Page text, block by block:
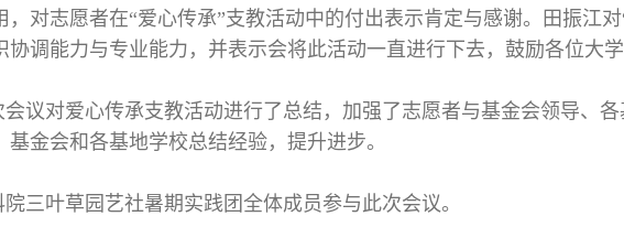
，对志愿者在“爱心传承”支教活动中的付出表示肯定与感谢。田振江
协调能力与专业能力，并表示会将此活动一直进行下去，鼓励各位大学
会议对爱心传承支教活动进行了总结，加强了志愿者与基金会领导、
基金会和各基地学校总结经验，提升进步。
院三叶草园艺社暑期实践团全体成员参与此次会议。